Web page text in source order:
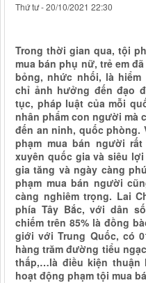
Thứ tư - 20/10/2021 22:30
Trong thời gian qua, tội
mua bán phụ nữ, trẻ em
bỏng, nhức nhối, là
chỉ ảnh hưởng đến đạo
tục, pháp luật của mỗi
nhân phẩm con người mà
đến an ninh, quốc
phạm mua bán người
xuyên quốc gia và siêu
gia tăng và ngày càng
phạm mua bán người
càng nghiêm trọng. Lai
phía Tây Bắc, với dân
chiếm trên 85% là đồng
giới với Trung Quốc, có
hàng trăm đường tiểu
thấp,…là điều kiện
hoạt động phạm tội mua